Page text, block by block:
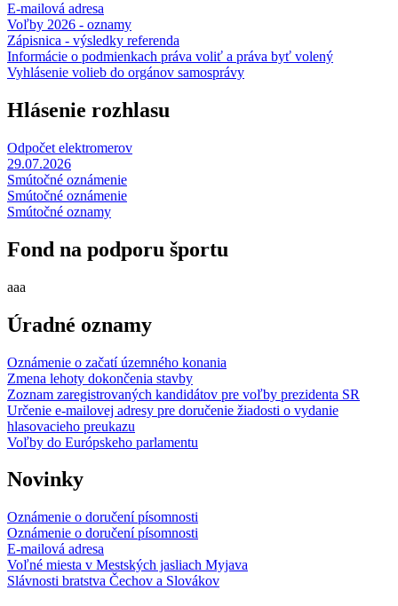
E-mailová adresa
Voľby 2026 - oznamy
Zápisnica - výsledky referenda
Informácie o podmienkach práva voliť a práva byť volený
Vyhlásenie volieb do orgánov samosprávy
Hlásenie rozhlasu
Odpočet elektromerov
29.07.2026
Smútočné oznámenie
Smútočné oznámenie
Smútočné oznamy
Fond na podporu športu
aaa
Úradné oznamy
Oznámenie o začatí územného konania
Zmena lehoty dokončenia stavby
Zoznam zaregistrovaných kandidátov pre voľby prezidenta SR
Určenie e-mailovej adresy pre doručenie žiadosti o vydanie
hlasovacieho preukazu
Voľby do Európskeho parlamentu
Novinky
Oznámenie o doručení písomnosti
Oznámenie o doručení písomnosti
E-mailová adresa
Voľné miesta v Mestských jasliach Myjava
Slávnosti bratstva Čechov a Slovákov